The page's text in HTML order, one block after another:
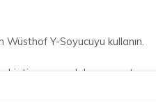
Y-Soyucuyu kullanın.
ve yuvarlak sapa yatay
karşı nazik hale getirir.